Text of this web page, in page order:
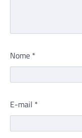
Nome *
E-mail *